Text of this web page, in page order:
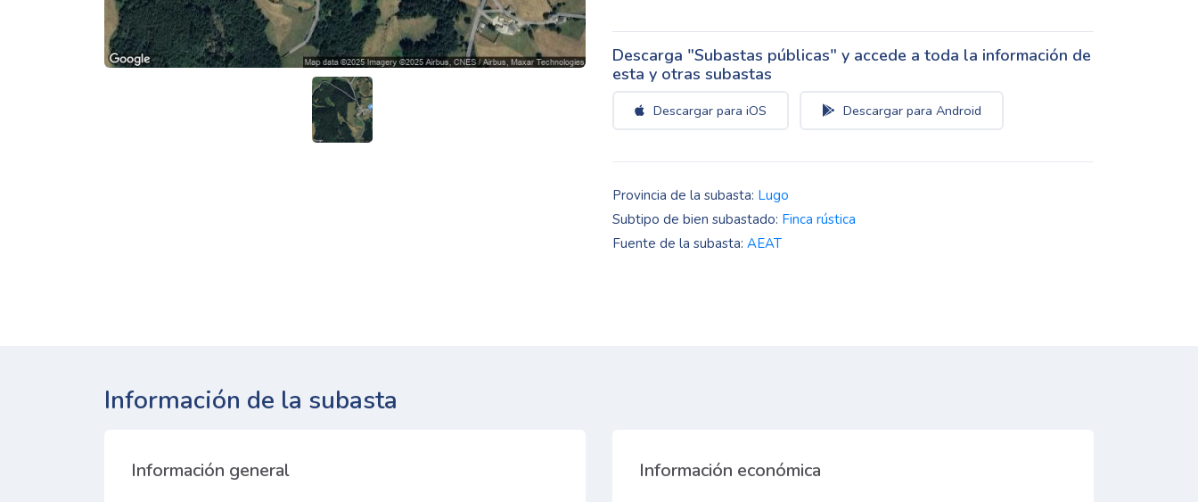
Descarga "Subastas públicas" y accede a toda la información de
esta y otras subastas
Descargar para iOS Descargar para Android
Provincia de la subasta: Lugo
Subtipo de bien subastado: Finca rústica
Fuente de la subasta: AEAT
Información de la subasta
Información general Información económica